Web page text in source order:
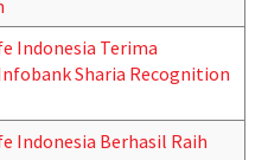
Indonesia Terima
Sharia Recognition
Indonesia Berhasil Raih